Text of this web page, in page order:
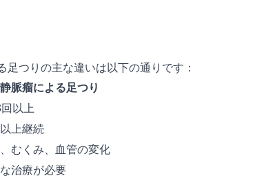
つりの主な違いは以下の通りです：
脈瘤による足つり
以上
上継続
むくみ、血管の変化
治療が必要